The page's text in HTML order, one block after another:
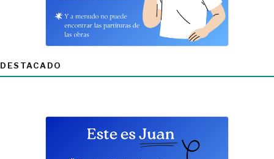
DESTACADO